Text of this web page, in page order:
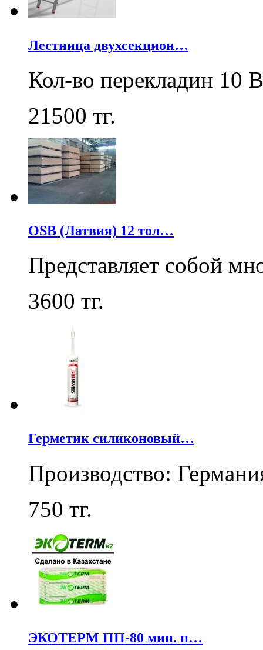
Лестница двухсекцион…
Кол-во перекладин 10
21500 тг.
OSB (Латвия) 12 тол…
Представляет собой
3600 тг.
Герметик силиконовый…
Производство:
750 тг.
ЭКОТЕРМ ПП-80 мин. п…